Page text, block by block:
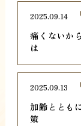
痛くないか
は
2025.09.14
加齢ととも
策
2025.09.13